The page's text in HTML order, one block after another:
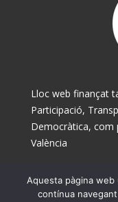
Lloc web finançat
Participació,
Democràtica, com
València
© Ajuntament de
Aquesta pàgina
contínua